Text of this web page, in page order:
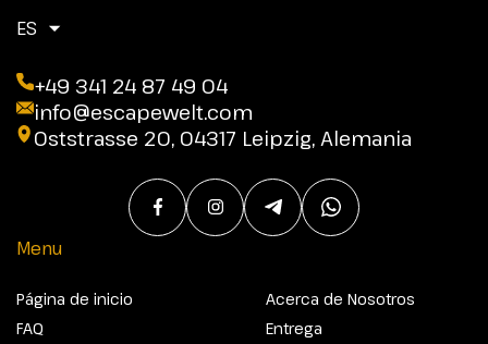
ES
+49 341 24 87 49 04
info@escapewelt.com
Oststrasse 20, 04317 Leipzig, Alemania
Menu
Página de inicio
FAQ
Acerca de Nosotros
Entrega